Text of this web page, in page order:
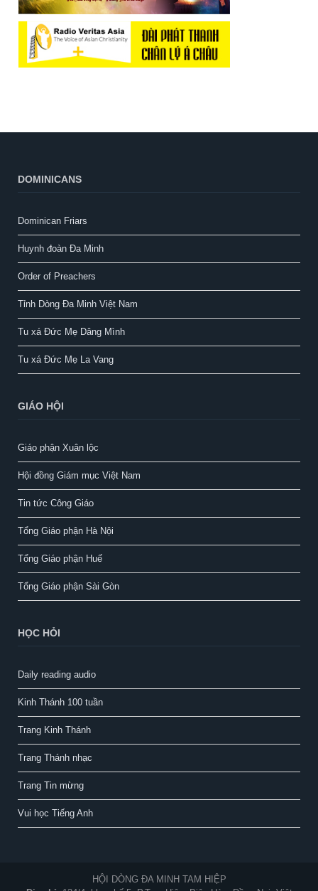
DOMINICANS
Dominican Friars
Huynh đoàn Đa Minh
Order of Preachers
Tỉnh Dòng Đa Minh Việt Nam
Tu xá Đức Mẹ Dâng Mình
Tu xá Đức Mẹ La Vang
GIÁO HỘI
Giáo phận Xuân lộc
Hội đồng Giám mục Việt Nam
Tin tức Công Giáo
Tổng Giáo phận Hà Nội
Tổng Giáo phận Huế
Tổng Giáo phận Sài Gòn
HỌC HỎI
Daily reading audio
Kinh Thánh 100 tuần
Trang Kinh Thánh
Trang Thánh nhạc
Trang Tin mừng
Vui học Tiếng Anh
HỘI DÒNG ĐA MINH TAM HIỆP